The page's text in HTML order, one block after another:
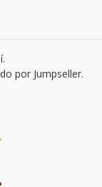
por Jumpseller.